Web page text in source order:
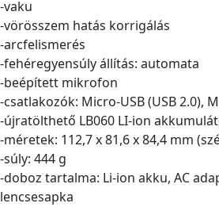
-vaku
-vörösszem hatás korrigálás
-arcfelismerés
-fehéregyensúly állítás: automata
-beépített mikrofon
-csatlakozók: Micro-USB (USB 2.0),
-újratölthető LB060 LI-ion
-méretek: 112,7 x 81,6 x 84,4 mm
-súly: 444 g
-doboz tartalma: Li-ion akku, AC
lencsesapka